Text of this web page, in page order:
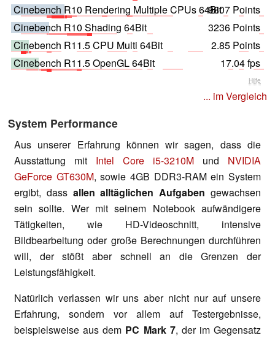
Cinebench R10 Rendering Multiple CPUs 64Bit9807 Points
Cinebench R10 Shading 64Bit
3236 Points
Cinebench R11.5 CPU Multi 64Bit
2.85 Points
Cinebench R11.5 OpenGL 64Bit
17.04 fps
Hilfe
... im Vergleich
System Performance
Aus unserer Erfahrung können wir sagen, dass die
Ausstattung mit Intel Core i5-3210M und NVIDIA
GeForce GT630M, sowie 4GB DDR3-RAM ein System
ergibt, dassallen alltäglichen Aufgaben gewachsen
sein sollte. Wer mit seinem Notebook aufwändigere
Tätigkeiten, wie HD-Videoschnitt, intensive
Bildbearbeitung oder große Berechnungen durchführen
will, der stößt aber schnell an die Grenzen der
Leistungsfähigkeit.
Natürlich verlassen wir uns aber nicht nur auf unsere
Erfahrung, sondern vor allem auf Testergebnisse,
beispielsweise aus dem PC Mark 7, der im Gegensatz